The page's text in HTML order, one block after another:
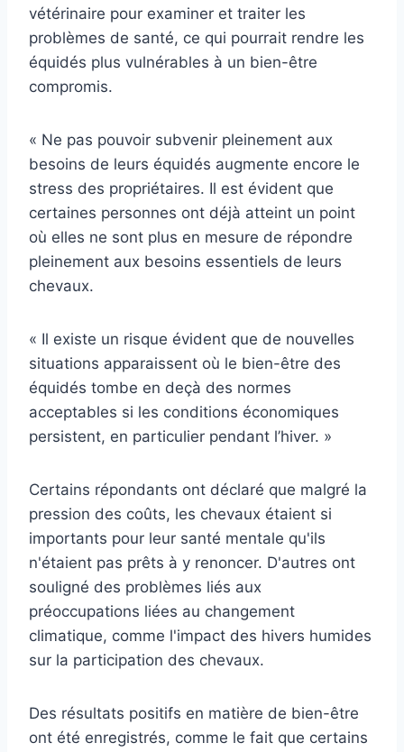
vétérinaire pour examiner et traiter les
problèmes de santé, ce qui pourrait rendre les
équidés plus vulnérables à un bien-être
compromis.
« Ne pas pouvoir subvenir pleinement aux
besoins de leurs équidés augmente encore le
stress des propriétaires. Il est évident que
certaines personnes ont déjà atteint un point
où elles ne sont plus en mesure de répondre
pleinement aux besoins essentiels de leurs
chevaux.
« Il existe un risque évident que de nouvelles
situations apparaissent où le bien-être des
équidés tombe en deçà des normes
acceptables si les conditions économiques
persistent, en particulier pendant l’hiver. »
Certains répondants ont déclaré que malgré la
pression des coûts, les chevaux étaient si
importants pour leur santé mentale qu'ils
n'étaient pas prêts à y renoncer. D'autres ont
souligné des problèmes liés aux
préoccupations liées au changement
climatique, comme l'impact des hivers humides
sur la participation des chevaux.
Des résultats positifs en matière de bien-être
ont été enregistrés, comme le fait que certains